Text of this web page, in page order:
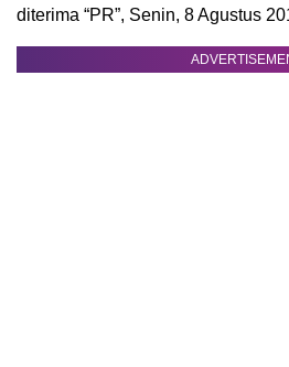
diterima “PR”, Senin, 8 Agustus